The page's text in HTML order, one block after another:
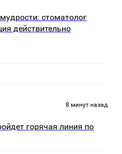
стоматолог
действительно
8 минут назад
горячая линия по